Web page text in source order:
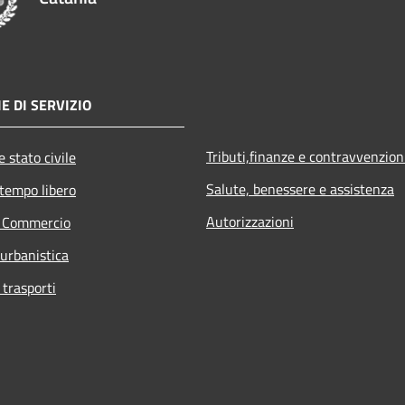
DI SERVIZIO
stato civile
libero
Tributi,finanze e
Salute, benessere e assistenza
Autorizzazioni